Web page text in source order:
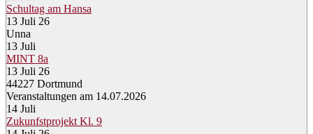
Schultag am Hansa
13 Juli 26
Unna
13 Juli
MINT 8a
13 Juli 26
44227 Dortmund
Veranstaltungen am 14.07.2026
14 Juli
Zukunfstprojekt Kl. 9